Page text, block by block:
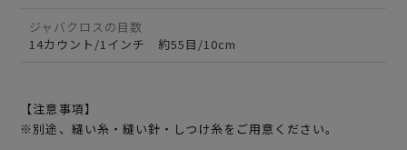
ジャバクロスの目数
14カウント/1インチ 約55目/10cm
【注意事項】
※別途、縫い糸・縫い針・しつけ糸をご用意ください。